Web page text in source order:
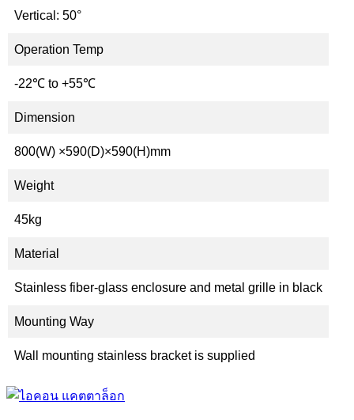
Vertical: 50°
Operation Temp
-22℃ to +55℃
Dimension
800(W) ×590(D)×590(H)mm
Weight
45kg
Material
Stainless fiber-glass enclosure and metal grille in black
Mounting Way
Wall mounting stainless bracket is supplied